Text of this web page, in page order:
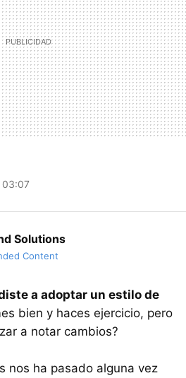
03:07
Solutions
Content
a adoptar un estilo de
bien y haces ejercicio, pero
a notar cambios?
nos ha pasado alguna vez